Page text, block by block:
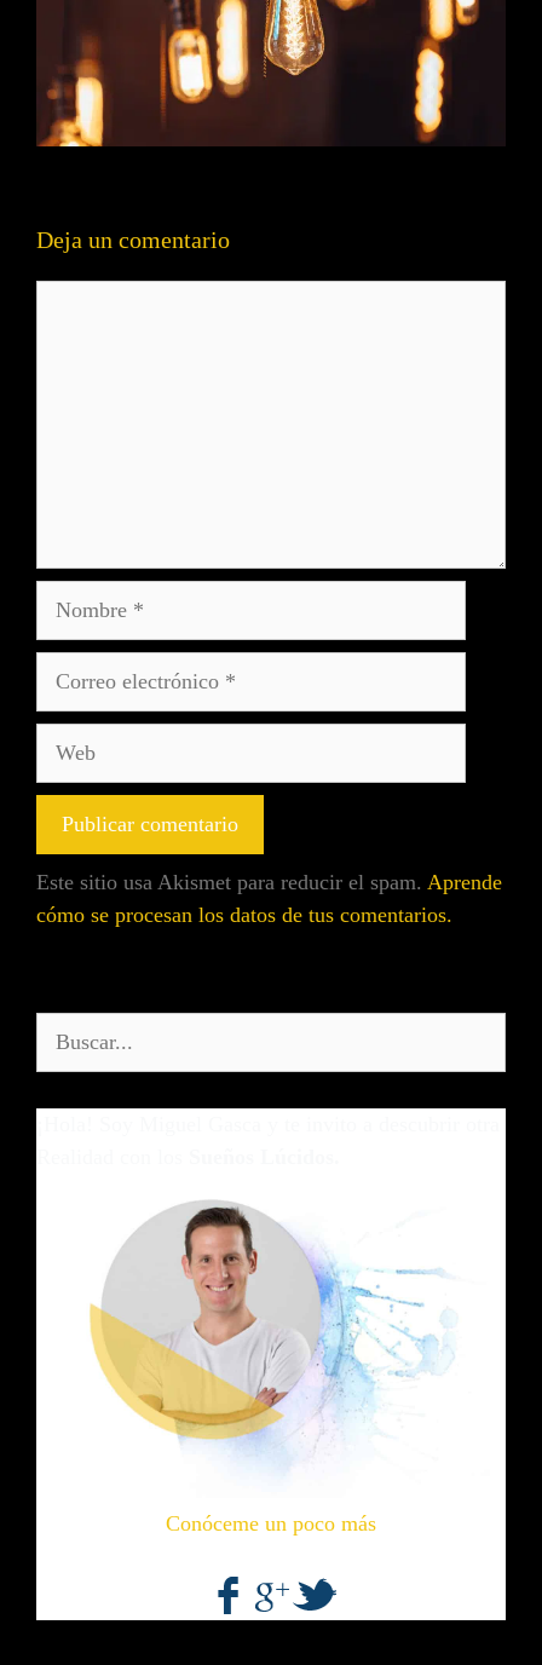
Deja un comentario
Este sitio usa Akismet para reducir el spam. Aprende
cómo se procesan los datos de tus comentarios.
Conóceme un poco más